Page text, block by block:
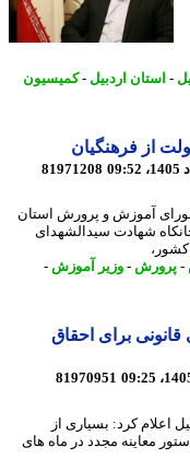
اردبیل -کمیسیون
از فرهنگیان
81971208
آموزش و پرورش استان
شهادت سیدالشهدای
-وزیر آموزش-
برای احقاق
81970951
کرد: بسیاری از
معاینه مجدد در ماه های